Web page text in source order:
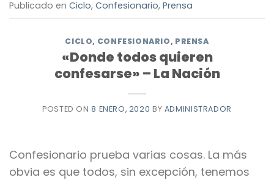
Publicado en Ciclo, Confesionario, Prensa
CICLO, CONFESIONARIO, PRENSA
«Donde todos quieren
confesarse» – La Nación
POSTED ON8 ENERO, 2020 BY ADMINISTRADOR
Confesionario prueba varias cosas. La más
obvia es que todos, sin excepción, tenemos